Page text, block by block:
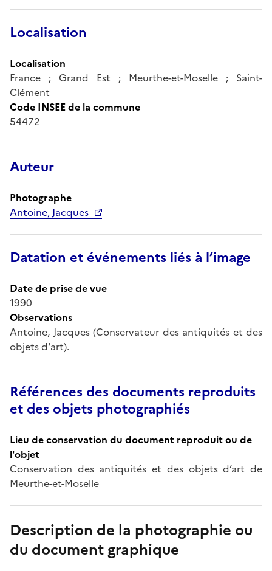
Localisation
Localisation
France ; Grand Est ; Meurthe-et-Moselle ; Saint-
Clément
Code INSEE de la commune
54472
Auteur
Photographe
Antoine, Jacques
Datation et événements liés à l’image
Date de prise de vue
1990
Observations
Antoine, Jacques (Conservateur des antiquités et des
objets d'art).
Références des documents reproduits
et des objets photographiés
Lieu de conservation du document reproduit ou de
l'objet
Conservation des antiquités et des objets d’art de
Meurthe-et-Moselle
Description de la photographie ou
du document graphique